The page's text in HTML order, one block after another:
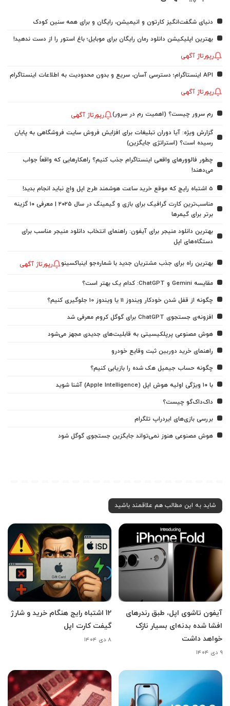
دنیای شگفت‌انگیز کارتون و انیمیشن، رایگان و برای همه سنین کودک
بهترین اپلیکیشن دانلود رمان رایگان برای موبایل؛ باغ استور را از دست ندهید!
رپورتاژ آگهی
API اینستاگرام؛ دسترسی آسان، سریع و بدون محدودیت به اطلاعات اینستاگرام
رپورتاژ آگهی
رم سرور چیست؟ (اهمیت رم در سرور) رپورتاژ آگهی
گزارش ویژه: آیا دوران تبلیغات برای افزایش فروش سایت فروشگاهی به پایان
رسیده است؟ (استراتژی جایگزین)
چطور فالوورهای واقعی اینستاگرام جذب کنیم؟ راهکارهایی که واقعاً جواب
می‌دهند!
5 اشتباه رایج که موقع خرید ساعت هوشمند طرح اپل واچ نباید انجام بدید!
مناسب‌ترین کارت گرافیک برای بازی و گیمینگ در سال ۲۰۲۵ | معرفی ۱۰ گزینه
برتر برای گیمرها
بهترین دانلود منیجر برای آیفون: راهنمای انتخاب دانلود منیجر مناسب برای
دستگاه‌های اپل
بهترین راه برای جذب مشتریان جدید با شماره‌جو اینباکسینو رپورتاژ آگهی
مقایسه Gemini و ChatGPT: کدام یک بهتر است؟
چگونه از قفل شدن خودکار ویندوز 11 یا ویندوز 10 جلوگیری کنیم؟
افزونه‌ی جستجوی ChatGPT برای گوگل کروم معرفی شد
هوش مصنوعی پرپلکیسیتی به قابلیت‌های جدیدی مجهز می‌شود
راهنمای خرید دوربین ثبت وقایع خودرو
چگونه حساب جیمیل هک شده را بازیابی کنیم؟
با ۱۰ ویژگی اولیه هوش اپل (Apple Intelligence) آشنا شوید
داک‌داک‌گو چیست؟
بررسی بازی‌های ایردراپ تلگرام
هوش مصنوعی هنوز نمی‌تواند جایگزین جستجوی گوگل شود
شاید به این مطالب هم علاقمند باشید
آیفون تاشوی اپل، طبق رندرهای
افشا شده بدنه‌ای بسیار نازک
خواهد داشت
۹ دی ۱۴۰۴
12 اشتباه رایج هنگام خرید و شارژ
گیفت کارت اپل
۸ دی ۱۴۰۴